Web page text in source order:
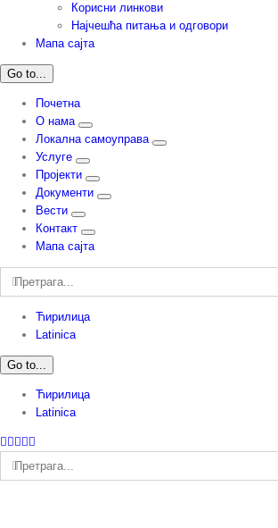
Корисни линкови
Најчешћа питања и одговори
Мапа сајта
Go to...
Почетна
О нама
Локална самоуправа
Услуге
Пројекти
Документи
Вести
Контакт
Мапа сајта
Претрага:
Ћирилица
Latinica
Go to...
Ћирилица
Latinica
Facebook
Instagram
YouTube
Twitter
пошта
Претрага: